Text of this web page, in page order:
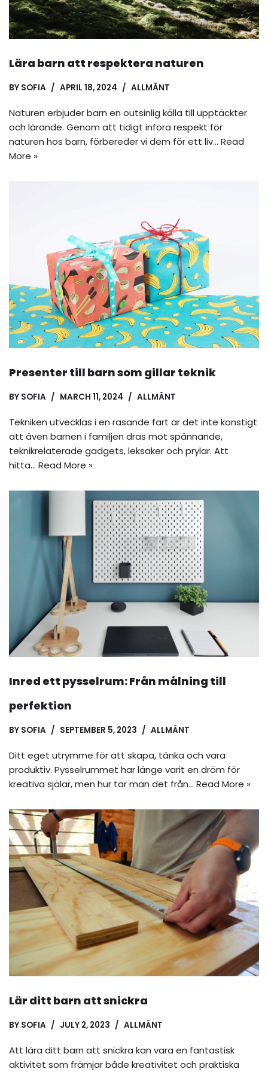
Lära barn att respektera naturen
BY SOFIA APRIL 18, 2024 ALLMÄNT
Naturen erbjuder barn en outsinlig källa till upptäckter
och lärande. Genom att tidigt införa respekt för
naturen hos barn, förbereder vi dem för ett liv… Read
More »
Presenter till barn som gillar teknik
BY SOFIA MARCH 11, 2024 ALLMÄNT
Tekniken utvecklas i en rasande fart är det inte konstigt
att även barnen i familjen dras mot spännande,
teknikrelaterade gadgets, leksaker och prylar. Att
hitta… Read More »
Inred ett pysselrum: Från målning till
perfektion
BY SOFIA SEPTEMBER 5, 2023 ALLMÄNT
Ditt eget utrymme för att skapa, tänka och vara
produktiv. Pysselrummet har länge varit en dröm för
kreativa själar, men hur tar man det från… Read More »
Lär ditt barn att snickra
BY SOFIA JULY 2, 2023 ALLMÄNT
Att lära ditt barn att snickra kan vara en fantastisk
aktivitet som främjar både kreativitet och praktiska